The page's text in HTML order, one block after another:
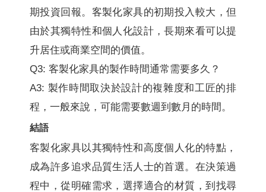
期投資回報。客製化家具的初期投入較大，但
由於其獨特性和個人化設計，長期來看可以提
升居住或商業空間的價值。
Q3: 客製化家具的製作時間通常需要多久？
A3: 製作時間取決於設計的複雜度和工匠的排
程，一般來說，可能需要數週到數月的時間。
結語
客製化家具以其獨特性和高度個人化的特點，
成為許多追求品質生活人士的首選。在決策過
程中，從明確需求，選擇適合的材質，到找尋